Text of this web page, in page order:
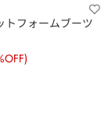
トフォームブーツ